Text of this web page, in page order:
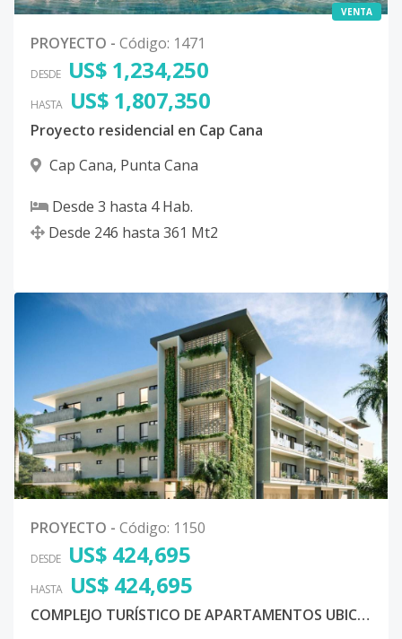
VENTA
PROYECTO - Código: 1471
DESDE US$ 1,234,250
HASTA US$ 1,807,350
Proyecto residencial en Cap Cana
Cap Cana, Punta Cana
Desde 3 hasta 4Hab.
Desde 246 hasta 361 Mt2
PROYECTO - Código: 1150
DESDE US$ 424,695
HASTA US$ 424,695
COMPLEJO TURÍSTICO DE APARTAMENTOS UBICADO EN CAP CANA, PUNTA CANA